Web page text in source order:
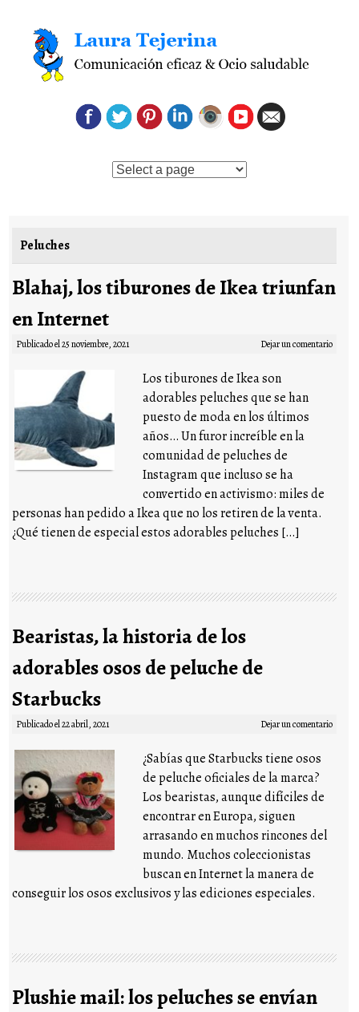
Saltar al contenido
Peluches
Blahaj, los tiburones de Ikea triunfan
en Internet
Publicado el25 noviembre, 2021 Dejar un comentario
Los tiburones de Ikea son
adorables peluches que se han
puesto de moda en los últimos
años… Un furor increíble en la
comunidad de peluches de
Instagram que incluso se ha
convertido en activismo: miles de
personas han pedido a Ikea que no los retiren de la venta.
¿Qué tienen de especial estos adorables peluches […]
Bearistas, la historia de los
adorables osos de peluche de
Starbucks
Publicado el22 abril, 2021 Dejar un comentario
¿Sabías que Starbucks tiene osos
de peluche oficiales de la marca?
Los bearistas, aunque difíciles de
encontrar en Europa, siguen
arrasando en muchos rincones del
mundo. Muchos coleccionistas
buscan en Internet la manera de
conseguir los osos exclusivos y las ediciones especiales.
Plushie mail: los peluches se envían